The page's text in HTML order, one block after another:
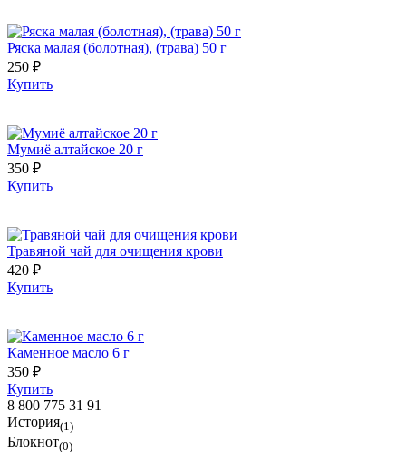
Ряска малая (болотная), (трава) 50 г
250 ₽
Купить
Мумиё алтайское 20 г
350 ₽
Купить
Травяной чай для очищения крови
420 ₽
Купить
Каменное масло 6 г
350 ₽
Купить
8 800 775 31 91
История(1)
Блокнот(0)